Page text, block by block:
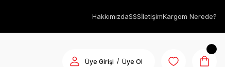
HakkımızdaSSSİletişimKargom Nerede?
Üye Girişi / Üye Ol